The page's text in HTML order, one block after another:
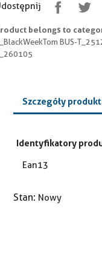
belongs to
BUS-
Szczegóły
Identyfikatory
Ean13
Stan: Nowy